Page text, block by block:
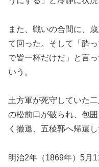
また、戦いの合間に、
て回った。そして「酔
で皆一杯だけだ」と言
いう。
土方軍が死守していた
の松前口が破られ、包
く撤退、五稜郭へ帰還し
明治2年（1869年）5月